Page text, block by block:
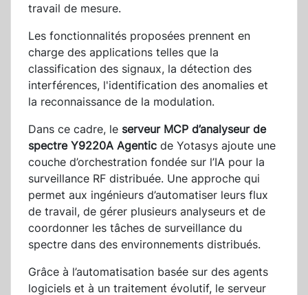
travail de mesure.
Les fonctionnalités proposées prennent en
charge des applications telles que la
classification des signaux, la détection des
interférences, l'identification des anomalies et
la reconnaissance de la modulation.
Dans ce cadre, le serveur MCP d’analyseur de
spectre Y9220A Agentic de Yotasys ajoute une
couche d’orchestration fondée sur l’IA pour la
surveillance RF distribuée. Une approche qui
permet aux ingénieurs d’automatiser leurs flux
de travail, de gérer plusieurs analyseurs et de
coordonner les tâches de surveillance du
spectre dans des environnements distribués.
Grâce à l’automatisation basée sur des agents
logiciels et à un traitement évolutif, le serveur